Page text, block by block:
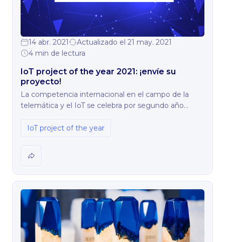
14 abr. 2021
Actualizado el 21 may. 2021
4 min de lectura
IoT project of the year 2021: ¡envíe su
proyecto!
La competencia internacional en el campo de la
telemática y el IoT se celebra por segundo año
IoT project of the year